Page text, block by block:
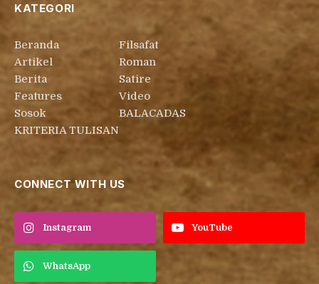
KATEGORI
Beranda
Artikel
Berita
Features
Sosok
KRITERIA TULISAN
Filsafat
Roman
Satire
Video
BALACADAS
CONNECT WITH US
Instagram YouTube
WhatsApp